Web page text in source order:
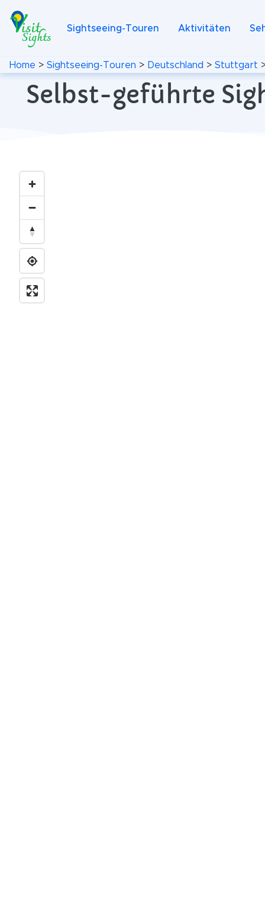
Sightseeing-Touren Aktivitäten
Home > Sightseeing-Touren > Deutschland > Stuttgart
Selbst-geführte